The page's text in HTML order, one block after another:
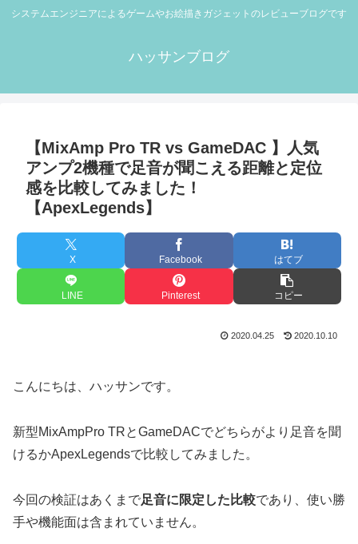
システムエンジニアによるゲームやお絵描きガジェットのレビューブログです
ハッサンブログ
【MixAmp Pro TR vs GameDAC 】人気
アンプ2機種で足音が聞こえる距離と定位
感を比較してみました！
【ApexLegends】
X Facebook はてブ
LINE Pinterest コピー
2020.04.25 2020.10.10
こんにちは、ハッサンです。
新型MixAmpPro TRとGameDACでどちらがより足音を聞
けるかApexLegendsで比較してみました。
今回の検証はあくまで足音に限定した比較であり、使い勝
手や機能面は含まれていません。